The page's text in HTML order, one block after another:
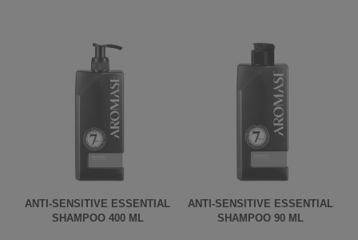
powiadom o dostępności powiadom o dostępności
ANTI-SENSITIVE ESSENTIAL
SHAMPOO 400 ML
ANTI-SENSITIVE ESSENTIAL
SHAMPOO 90 ML